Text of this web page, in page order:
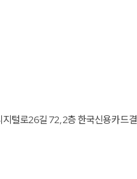
털로26길 72, 2층 한국신용카드